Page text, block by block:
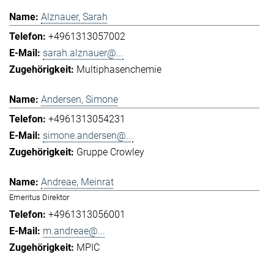
Alznauer, Sarah
+4961313057002
sarah.alznauer@...
Multiphasenchemie
Andersen, Simone
+4961313054231
simone.andersen@...
Gruppe Crowley
Andreae, Meinrat
Emeritus Direktor
+4961313056001
m.andreae@...
MPIC